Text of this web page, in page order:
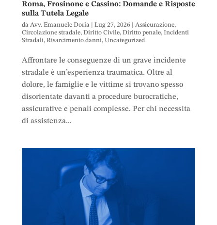
Roma, Frosinone e Cassino: Domande e Risposte
sulla Tutela Legale
da Avv. Emanuele Doria| Lug 27, 2026 Assicurazione,
Circolazione stradale, Diritto Civile, Diritto penale, Incidenti
Stradali, Risarcimento danni, Uncategorized
Affrontare le conseguenze di un grave incidente
stradale è un’esperienza traumatica. Oltre al
dolore, le famiglie e le vittime si trovano spesso
disorientate davanti a procedure burocratiche,
assicurative e penali complesse. Per chi necessita
di assistenza...